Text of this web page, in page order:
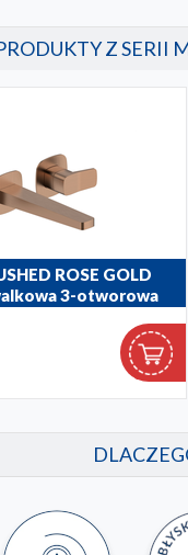
Z SERII
ROSE GOLD
3-otworowa